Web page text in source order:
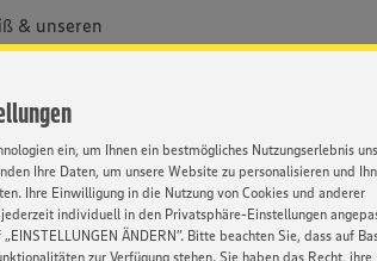
ein, um Ihnen ein bestmögliches Nutzungserlebnis
Ihre Daten, um unsere Website zu personalisieren und
Ihre Einwilligung in die Nutzung von Cookies und anderer
individuell in den Privatsphäre-Einstellungen
ÄNDERN”. Bitte beachten Sie, dass auf
zur Verfügung stehen. Sie haben das Recht, ihre
& unseren
- die vielfältigen
Tätigkeiten
tollen Azubi